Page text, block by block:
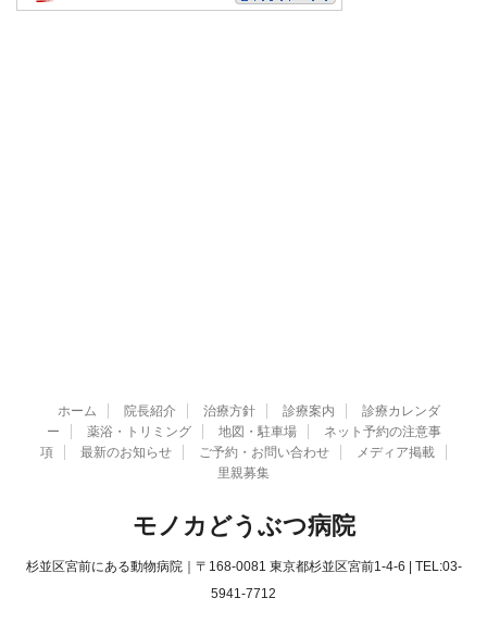
ホーム 院長紹介 治療方針 診療案内
診療カレンダ
ー
薬浴・トリミング 地図・駐車場
ネット予約の注意事
項
最新のお知らせ ご予約・お問い合わせ
メディア掲載
里親募集
モノカどうぶつ病院
杉並区宮前にある動物病院｜〒168-0081 東京都杉並区宮前1-4-6 | TEL:03-
5941-7712